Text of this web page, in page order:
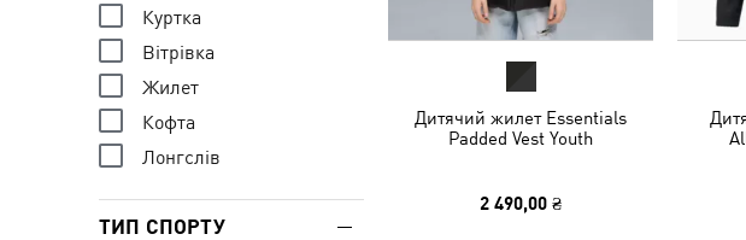
Дитячий жилет Essentials
Padded Vest Youth
2 490,00 ₴
Куртка
Вітрівка
Жилет
Кофта
Лонгслів
ТИП СПОРТУ